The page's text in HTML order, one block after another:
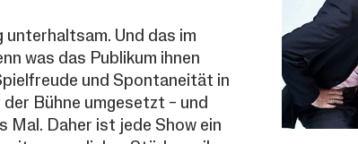
unterhaltsam. Und das im
was das Publikum ihnen
und Spontaneität in
Bühne umgesetzt – und
Mal. Daher ist jede Show ein